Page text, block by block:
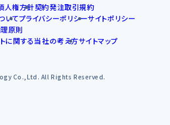
人権方針契約発注取引規約
いてプライバシーポリシーサイトポリシー
原則
に関する当社の考え方サイトマップ
Co.,Ltd. All Rights Reserved.